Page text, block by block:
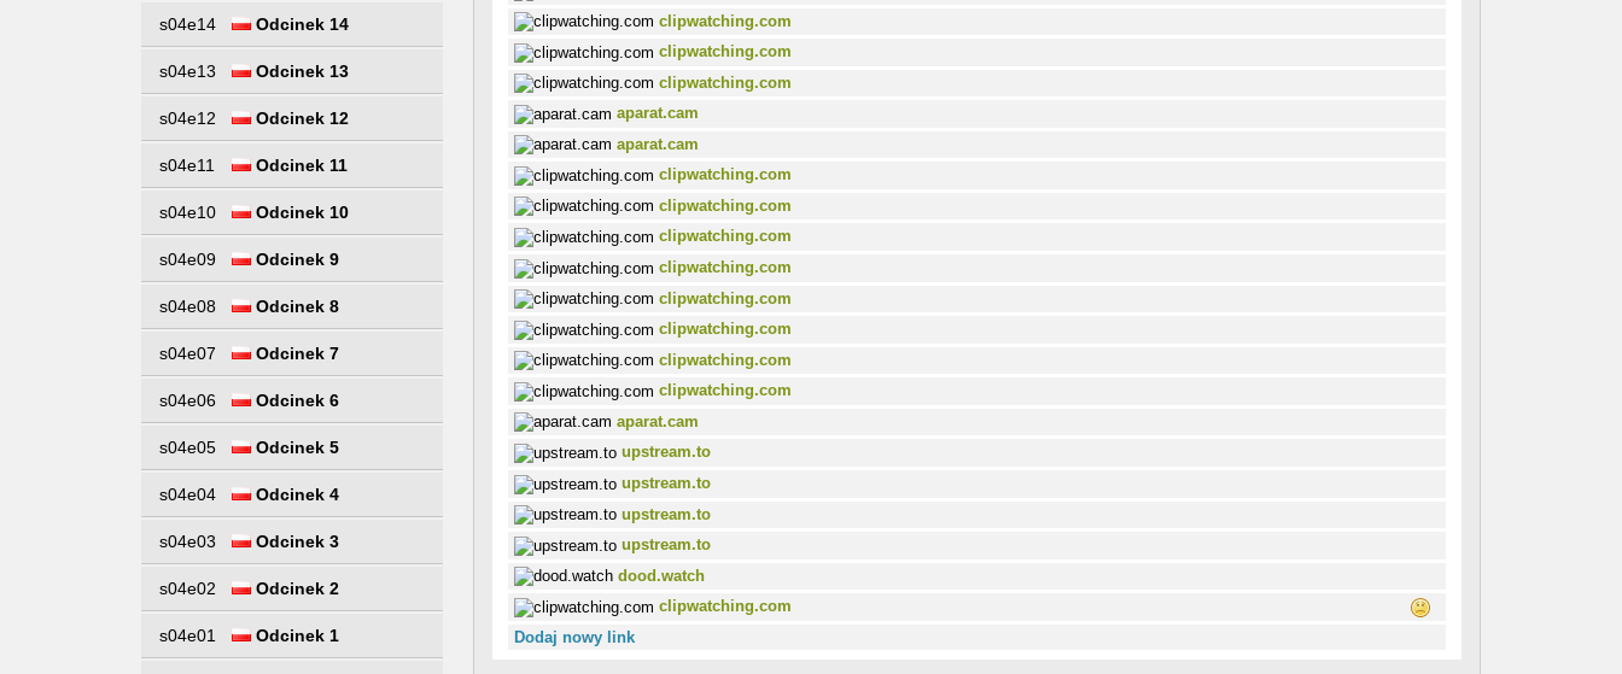
s04e14 Odcinek 14
s04e13 Odcinek 13
s04e12 Odcinek 12
s04e11 Odcinek 11
s04e10 Odcinek 10
s04e09 Odcinek 9
s04e08 Odcinek 8
s04e07 Odcinek 7
s04e06 Odcinek 6
s04e05 Odcinek 5
s04e04 Odcinek 4
s04e03 Odcinek 3
s04e02 Odcinek 2
s04e01 Odcinek 1
clipwatching.com
clipwatching.com
clipwatching.com
aparat.cam
aparat.cam
clipwatching.com
clipwatching.com
clipwatching.com
clipwatching.com
clipwatching.com
clipwatching.com
clipwatching.com
clipwatching.com
aparat.cam
upstream.to
upstream.to
upstream.to
upstream.to
dood.watch
clipwatching.com
Dodaj nowy link